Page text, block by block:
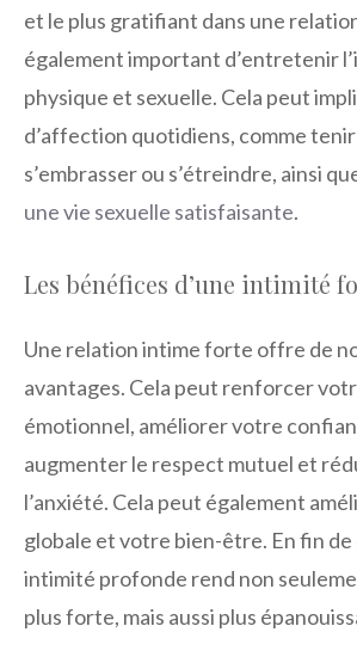
et le plus gratifiant dans une
également important d’entretenir
physique et sexuelle. Cela peut
d’affection quotidiens, comme tenir
s’embrasser ou s’étreindre, ainsi
une vie sexuelle satisfaisante.
Les bénéfices d’une intimité
Une relation intime forte offre de
avantages. Cela peut renforcer
émotionnel, améliorer votre
augmenter le respect mutuel et
l’anxiété. Cela peut également
globale et votre bien-être. En fin de
intimité profonde rend non
plus forte, mais aussi plus